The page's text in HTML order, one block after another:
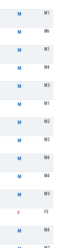
M M1
M M6
M M1
M M4
M M3
M M1
M M2
M M2
M M4
M M4
M M3
F F3
M M4